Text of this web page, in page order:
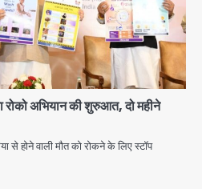
अभियान की शुरुआत, दो महीने
होने वाली मौत को रोकने के लिए स्टॉप
Tiranga Campaign:
में 9 से 17 अगस्त तक चलेगा जन-
महाअभियान, डीएम ने की समीक्षा
Kumar
खरीद-फरोख्त करने वाले गिरोह का